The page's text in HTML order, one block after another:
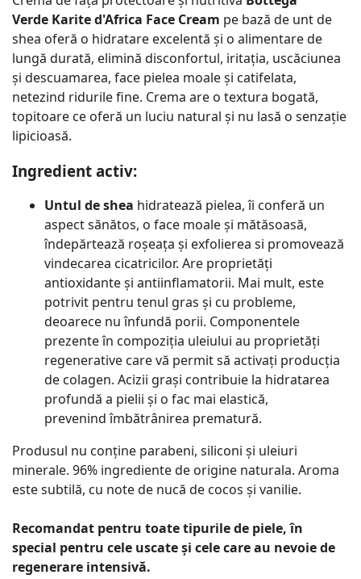
Verde Karite d'Africa Face Cream pe bază de unt de
shea oferă o hidratare excelentă și o alimentare de
lungă durată, elimină disconfortul, iritația, uscăciunea
și descuamarea, face pielea moale și catifelata,
netezind ridurile fine. Crema are o textura bogată,
topitoare ce oferă un luciu natural și nu lasă o senzație
lipicioasă.
Ingredient activ:
Untul de shea hidratează pielea, îi conferă un
aspect sănătos, o face moale și mătăsoasă,
îndepărtează roșeața și exfolierea si promovează
vindecarea cicatricilor. Are proprietăți
antioxidante și antiinflamatorii. Mai mult, este
potrivit pentru tenul gras și cu probleme,
deoarece nu înfundă porii. Componentele
prezente în compoziția uleiului au proprietăți
regenerative care vă permit să activați producția
de colagen. Acizii grași contribuie la hidratarea
profundă a pielii și o fac mai elastică,
prevenind îmbătrânirea prematură.
Produsul nu conține parabeni, siliconi și uleiuri
minerale. 96% ingrediente de origine naturala. Aroma
este subtilă, cu note de nucă de cocos și vanilie.
Recomandat pentru toate tipurile de piele, în
special pentru cele uscate și cele care au nevoie de
regenerare intensivă.